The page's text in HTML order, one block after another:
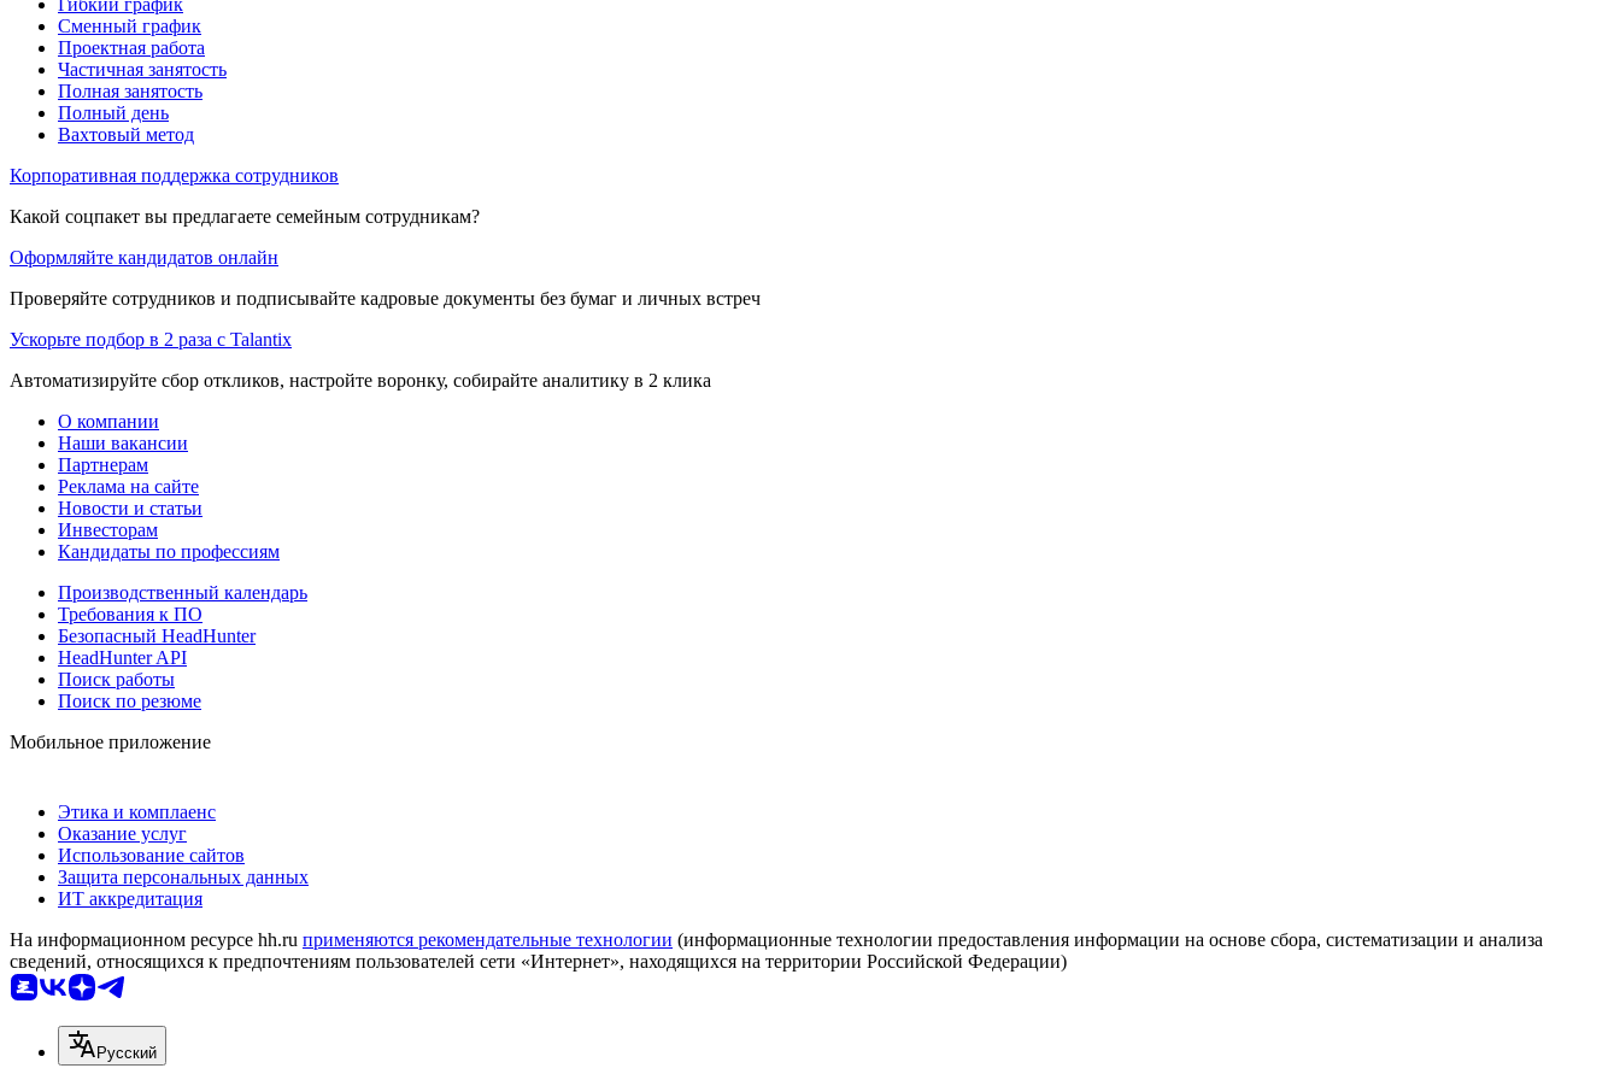
Сменный график
Проектная работа
Частичная занятость
Полная занятость
Полный день
Вахтовый метод
Корпоративная поддержка сотрудников
Какой соцпакет вы предлагаете семейным сотрудникам?
Оформляйте кандидатов онлайн
Проверяйте сотрудников и подписывайте кадровые документы без бумаг и личных встреч
Ускорьте подбор в 2 раза с Talantix
Автоматизируйте сбор откликов, настройте воронку, собирайте аналитику в 2 клика
О компании
Наши вакансии
Партнерам
Реклама на сайте
Новости и статьи
Инвесторам
Кандидаты по профессиям
Производственный календарь
Требования к ПО
Безопасный HeadHunter
HeadHunter API
Поиск работы
Поиск по резюме
Мобильное приложение
Этика и комплаенс
Оказание услуг
Использование сайтов
Защита персональных данных
ИТ аккредитация
На информационном ресурсе hh.ru применяются рекомендательные технологии (информационные технологии предоставления информации на основе сбора, систематизации и анализа
сведений, относящихся к предпочтениям пользователей сети «Интернет», находящихся на территории Российской Федерации)
Русский